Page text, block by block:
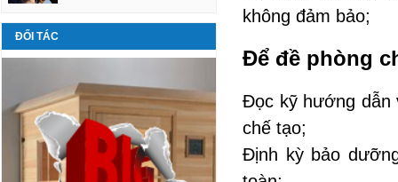
ĐỐI TÁC
không đảm bảo;
Để đề phòng
Đọc kỹ hướng dẫn
chế tạo;
Định kỳ bảo